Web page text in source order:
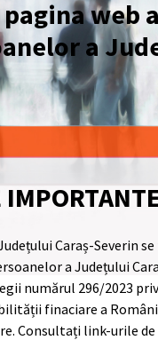
web
a
Caraș-Severin
a Județului
numărul 296/2023
finaciare a
Consultați link-urile